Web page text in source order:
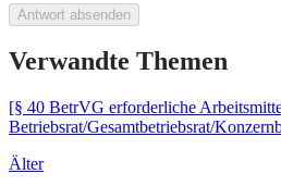
Antwort absenden
Verwandte Themen
[§ 40 BetrVG erforderliche
Betriebsrat/Gesamtbetriebsrat/
Älter